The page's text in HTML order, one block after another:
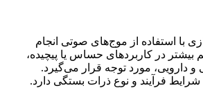
با استفاده از موج‌های صوتی انجام
در کاربردهای حساس یا پیچیده،
و دارویی، مورد توجه قرار می‌گیرد.
شرایط فرآیند و نوع ذرات بستگی دارد.